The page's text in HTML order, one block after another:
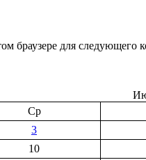
браузере для следующего
Ср
3
10